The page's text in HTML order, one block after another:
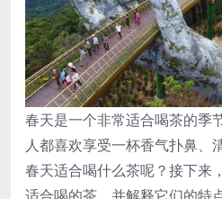
春天是一个非常适合喝茶的季
人都喜欢享受一杯香气扑鼻、
春天适合喝什么茶呢？接下来